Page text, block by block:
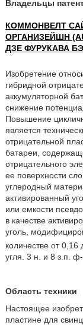
Владельцы
КОММОНВЕЛТ
ОРГАНИЗЕЙШН
ДЗЕ ФУРУКАВА
Изобретение
гибридной
аккумуляторной
снижение
Повышение
является
отрицательной
батареи,
отрицательного
ее поверхности
углеродный
активированный
или емкости
в качестве
уголь,
количестве от
угля. 3 н. и 8 з.п.
Область техники
Настоящее
пластине для